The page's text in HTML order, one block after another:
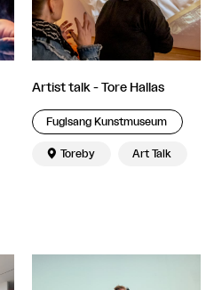
Artist talk - Tore Hallas
Fuglsang Kunstmuseum
 Toreby Art Talk